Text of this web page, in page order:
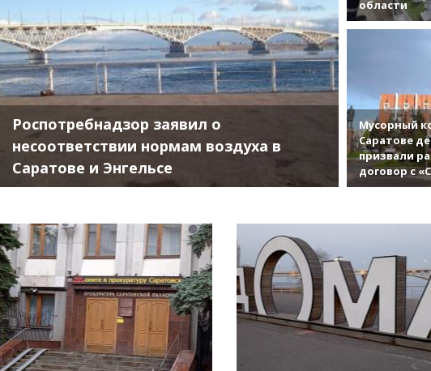
Роспотребнадзор заявил о
несоответствии нормам воздуха в
Саратове и Энгельсе
области
Мусорный
Саратове
призвали
договор с